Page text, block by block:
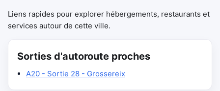
Liens rapides pour explorer hébergements, restaurants et
services autour de cette ville.
Sorties d'autoroute proches
A20 - Sortie 28 - Grossereix